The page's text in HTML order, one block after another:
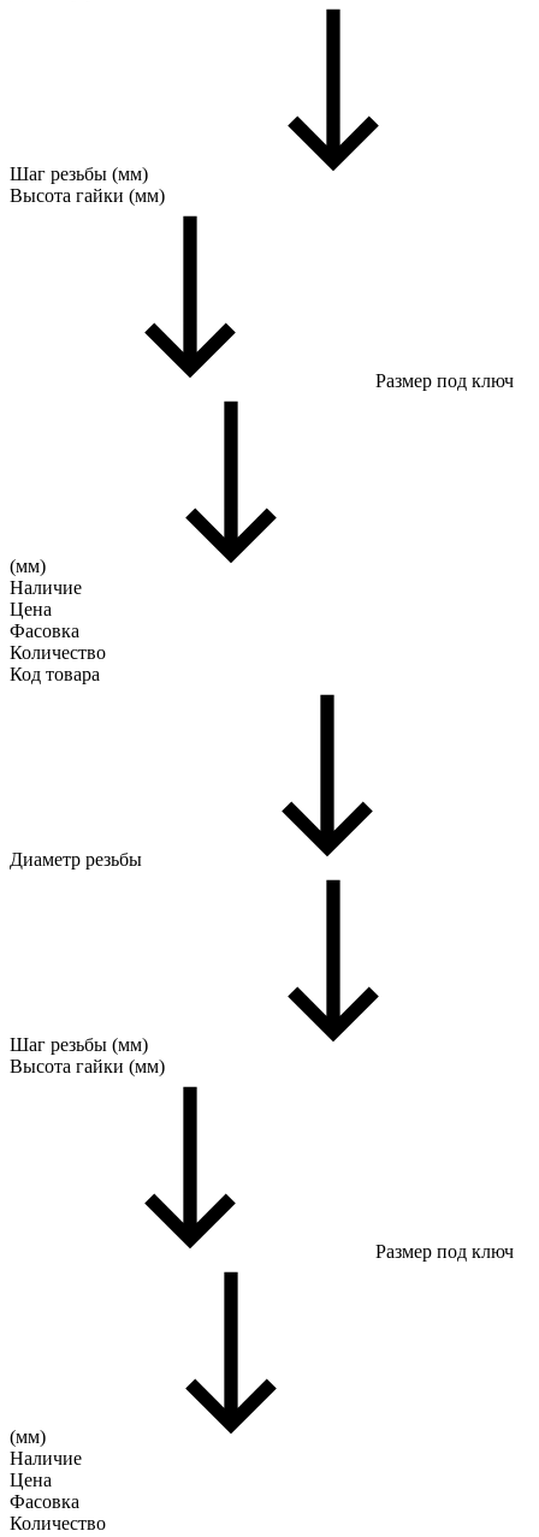
Шаг резьбы (мм)
Высота гайки (мм)
Размер под ключ
(мм)
Наличие
Цена
Фасовка
Количество
Код товара
Диаметр резьбы
Шаг резьбы (мм)
Высота гайки (мм)
Размер под ключ
(мм)
Наличие
Цена
Фасовка
Количество